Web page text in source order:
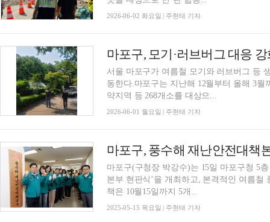
2026-06-02 화요일 | 주현태 기자
마포구, 모기·러브버그 대응
서울 마포구가 여름철 모기와 러브버그 등
동한다.마포구는 지난해 12월부터 올해 3
약지역 등 268개소를 대상으...
2026-06-01 월요일 | 주현태 기자
마포구(구청장 박강수)는 15일 마포구청 5
본부 현판식’을 개최하고, 본격적인 여름철 풍수해 대
책은 10월15일까지 5개...
2025-05-15 목요일 | 주현태 기자